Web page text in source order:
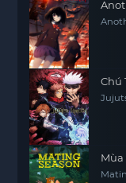
Chú
Mùa